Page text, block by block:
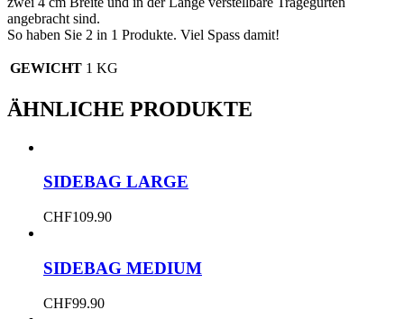
angebracht sind.
So haben Sie 2 in 1 Produkte. Viel Spass damit!
GEWICHT 1 KG
ÄHNLICHE PRODUKTE
SIDEBAG LARGE
CHF109.90
SIDEBAG MEDIUM
CHF99.90